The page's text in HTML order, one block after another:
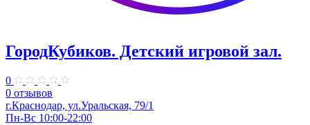
ГородКубиков. ​Детский игровой зал.
0
0 отзывов
г.Краснодар, ​ул.Уральская, 79/1
Пн-Вс 10:00-22:00